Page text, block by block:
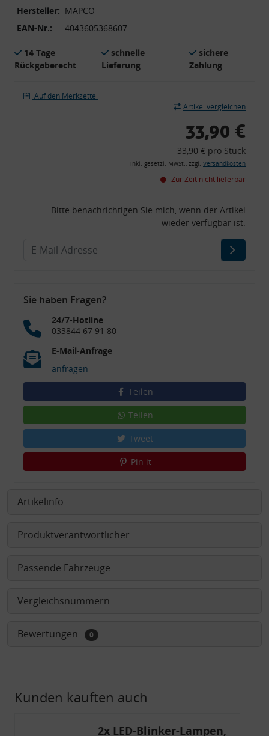
Hersteller: MAPCO
EAN-Nr.:
4043605368607
14 Tage
Rückgaberecht
schnelle
Lieferung
sichere
Zahlung
Auf den Merkzettel
Artikel vergleichen
33,90 €
33,90 € pro Stück
inkl. gesetzl. MwSt., zzgl. Versandkosten
Zur Zeit nicht lieferbar
Bitte benachrichtigen Sie mich, wenn der Artikel
wieder verfügbar ist:
Sie haben Fragen?
24/7-Hotline
033844 67 91 80
E-Mail-Anfrage
anfragen
Teilen
Teilen
Tweet
Pin it
Artikelinfo
Produktverantwortlicher
Passende Fahrzeuge
Vergleichsnummern
Bewertungen 0
Kunden kauften auch
2x LED-Blinker-Lampen,